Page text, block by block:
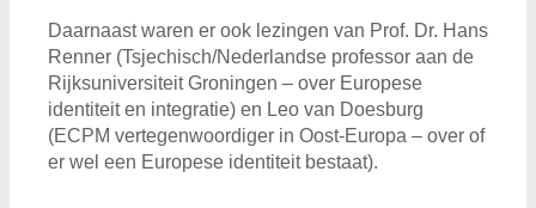
Daarnaast waren er ook lezingen van Prof. Dr. Hans
Renner (Tsjechisch/Nederlandse professor aan de
Rijksuniversiteit Groningen – over Europese
identiteit en integratie) en Leo van Doesburg
(ECPM vertegenwoordiger in Oost-Europa – over of
er wel een Europese identiteit bestaat).